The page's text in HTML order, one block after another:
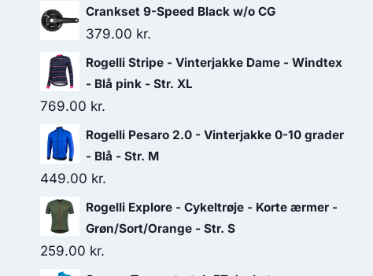
Crankset 9-Speed Black w/o CG
379.00 kr.
Rogelli Stripe - Vinterjakke Dame - Windtex
- Blå pink - Str. XL
769.00 kr.
Rogelli Pesaro 2.0 - Vinterjakke 0-10 grader
- Blå - Str. M
449.00 kr.
Rogelli Explore - Cykeltrøje - Korte ærmer -
Grøn/Sort/Orange - Str. S
259.00 kr.